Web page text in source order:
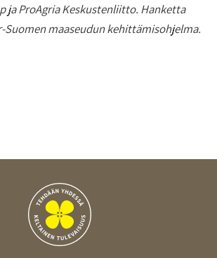
ja ProAgria Keskustenliitto. Hanketta
Suomen maaseudun kehittämisohjelma.